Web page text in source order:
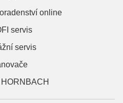
online
servis
servis